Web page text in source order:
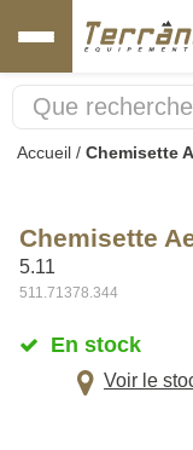
Accueil / Chemisette
Chemisette
5.11
511.71378.344
En stock
Voir le